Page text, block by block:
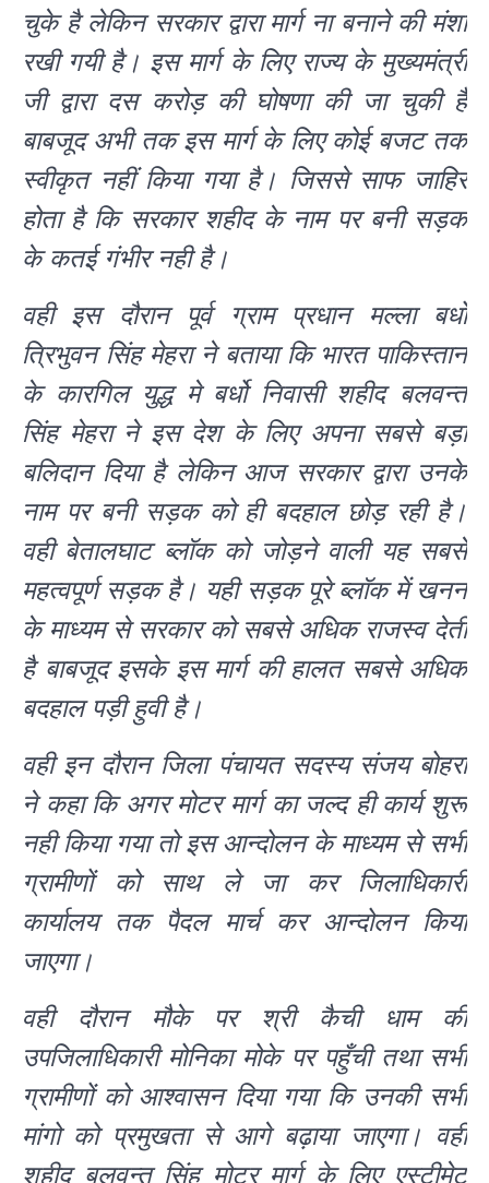
चुके है लेकिन सरकार द्वारा मार्ग ना बनाने की मंशा
रखी गयी है। इस मार्ग के लिए राज्य के मुख्यमंत्री
जी द्वारा दस करोड़ की घोषणा की जा चुकी है
बाबजूद अभी तक इस मार्ग के लिए कोई बजट तक
स्वीकृत नहीं किया गया है। जिससे साफ जाहिर
होता है कि सरकार शहीद के नाम पर बनी सड़क
के कतई गंभीर नही है।
वही इस दौरान पूर्व ग्राम प्रधान मल्ला बर्धो
त्रिभुवन सिंह मेहरा ने बताया कि भारत पाकिस्तान
के कारगिल युद्ध मे बर्धो निवासी शहीद बलवन्त
सिंह मेहरा ने इस देश के लिए अपना सबसे बड़ा
बलिदान दिया है लेकिन आज सरकार द्वारा उनके
नाम पर बनी सड़क को ही बदहाल छोड़ रही है।
वही बेतालघाट ब्लॉक को जोड़ने वाली यह सबसे
महत्वपूर्ण सड़क है। यही सड़क पूरे ब्लॉक में खनन
के माध्यम से सरकार को सबसे अधिक राजस्व देती
है बाबजूद इसके इस मार्ग की हालत सबसे अधिक
बदहाल पड़ी हुवी है।
वही इन दौरान जिला पंचायत सदस्य संजय बोहरा
ने कहा कि अगर मोटर मार्ग का जल्द ही कार्य शुरू
नही किया गया तो इस आन्दोलन के माध्यम से सभी
ग्रामीणों को साथ ले जा कर जिलाधिकारी
कार्यालय तक पैदल मार्च कर आन्दोलन किया
जाएगा।
वही दौरान मौके पर श्री कैची धाम की
उपजिलाधिकारी मोनिका मोके पर पहुँची तथा सभी
ग्रामीणों को आश्वासन दिया गया कि उनकी सभी
मांगो को प्रमुखता से आगे बढ़ाया जाएगा। वही
शहीद बलवन्त सिंह मोटर मार्ग के लिए एस्टीमेट